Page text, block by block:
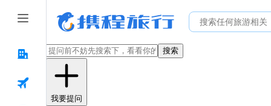
搜索
我要提问